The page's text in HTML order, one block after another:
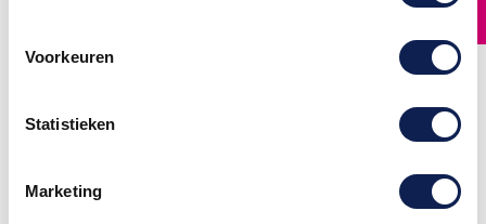
Voorkeuren
Statistieken
Marketing
kleur/materiaal faded
rimstriping motor
finishvlag rimstriping